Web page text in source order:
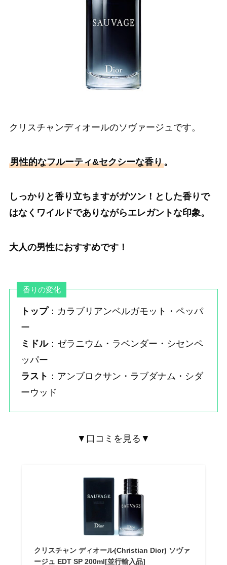
クリスチャンディオールのソヴァージュです。
男性的なフルーティ&セクシーな香り。
しっかりと香り立ちますがガツン！とした香りで
はなくワイルドでありながらエレガントな印象。
大人の男性におすすめです！
香りの変化
トップ：カラブリアンベルガモット・ペッパ
ー
ミドル：ゼラニウム・ラベンダー・シセンペ
ッパー
ラスト ：アンブロクサン・ラブダナム・シダ
ーウッド
▼口コミを見る▼
クリスチャン ディオール(Christian Dior) ソヴァ
ージュ EDT SP 200ml[並行輸入品]